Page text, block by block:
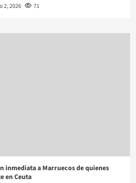
2, 2026 71
inmediata a Marruecos de quienes
en Ceuta